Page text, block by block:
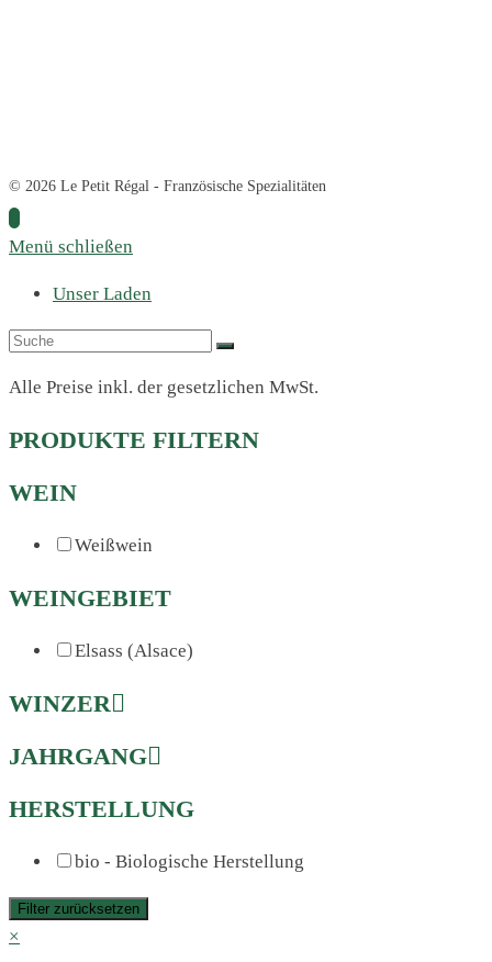
© 2026 Le Petit Régal - Französische Spezialitäten
Menü schließen
Unser Laden
Alle Preise inkl. der gesetzlichen MwSt.
PRODUKTE FILTERN
WEIN
Weißwein
WEINGEBIET
Elsass (Alsace)
WINZER
JAHRGANG
HERSTELLUNG
bio - Biologische Herstellung
Filter zurücksetzen
×